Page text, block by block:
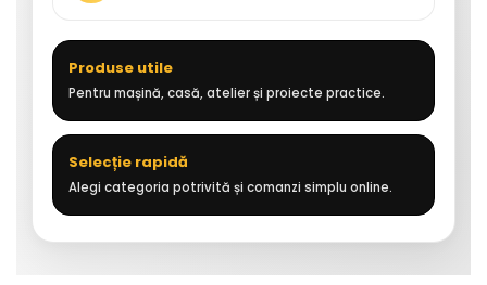
Produse utile
Pentru mașină, casă, atelier și proiecte practice.
Selecție rapidă
Alegi categoria potrivită și comanzi simplu online.